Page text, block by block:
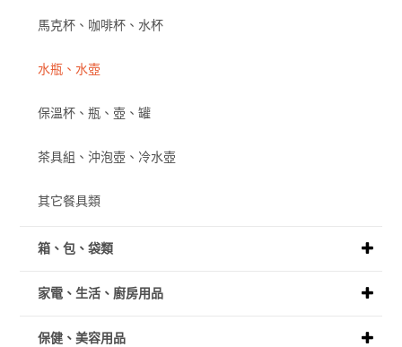
馬克杯、咖啡杯、水杯
水瓶、水壺
保溫杯、瓶、壺、罐
茶具組、沖泡壺、冷水壺
其它餐具類
箱、包、袋類
家電、生活、廚房用品
保健、美容用品